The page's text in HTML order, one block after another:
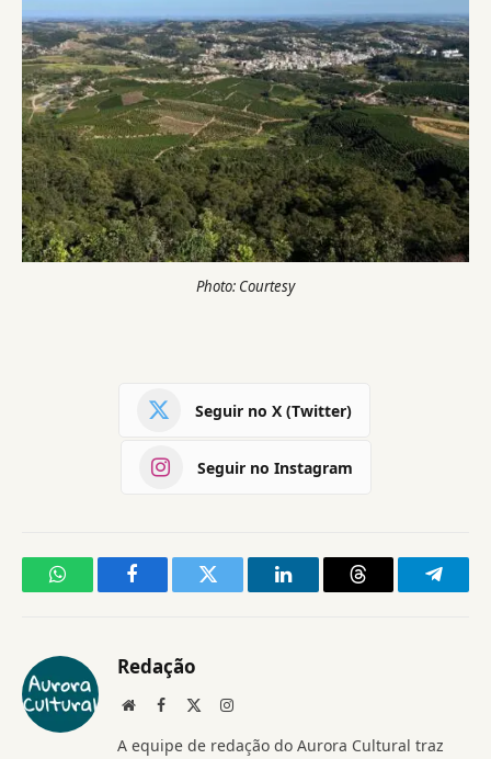
Photo: Courtesy
Seguir no X (Twitter)
Seguir no Instagram
WhatsAppFacebookTwitter LinkedInThreads
Redação
WebsiteFacebook Instagram
A equipe de redação do Aurora Cultural traz